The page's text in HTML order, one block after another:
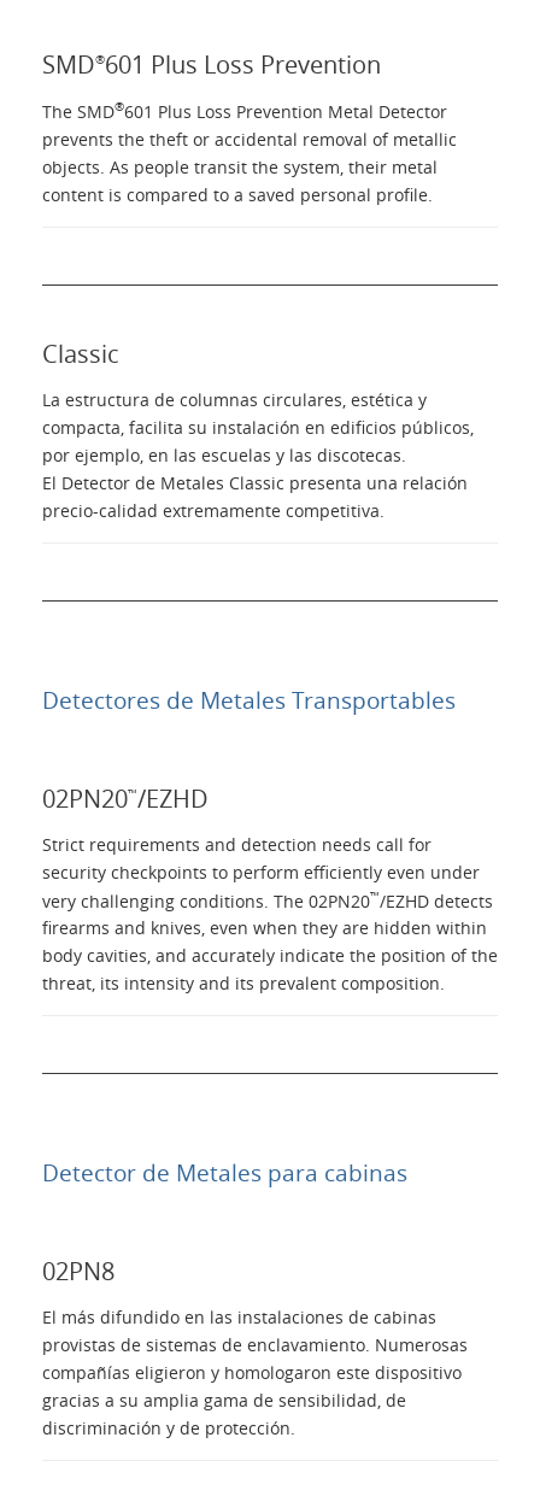
SMD®601 Plus Loss Prevention
The SMD®601 Plus Loss Prevention Metal Detector
prevents the theft or accidental removal of metallic
objects. As people transit the system, their metal
content is compared to a saved personal profile.
Classic
La estructura de columnas circulares, estética y
compacta, facilita su instalación en edificios públicos,
por ejemplo, en las escuelas y las discotecas.
El Detector de Metales Classic presenta una relación
precio-calidad extremamente competitiva.
Detectores de Metales Transportables
02PN20™/EZHD
Strict requirements and detection needs call for
security checkpoints to perform efficiently even under
very challenging conditions. The 02PN20™/EZHD detects
firearms and knives, even when they are hidden within
body cavities, and accurately indicate the position of the
threat, its intensity and its prevalent composition.
Detector de Metales para cabinas
02PN8
El más difundido en las instalaciones de cabinas
provistas de sistemas de enclavamiento. Numerosas
compañías eligieron y homologaron este dispositivo
gracias a su amplia gama de sensibilidad, de
discriminación y de protección.